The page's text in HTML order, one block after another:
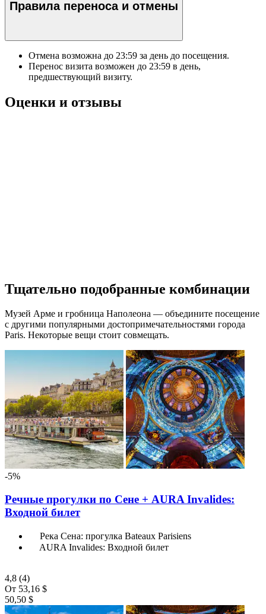
Правила переноса и отмены
Отмена возможна до 23:59 за день до посещения.
Перенос визита возможен до 23:59 в день,
предшествующий визиту.
Оценки и отзывы
Тщательно подобранные комбинации
Музей Арме и гробница Наполеона — объедините посещение
с другими популярными достопримечательностями города
Paris. Некоторые вещи стоит совмещать.
-5%
Речные прогулки по Сене + AURA Invalides:
Входной билет
Река Сена: прогулка Bateaux Parisiens
AURA Invalides: Входной билет
4,8 (4)
От 53,16 $
50,50 $